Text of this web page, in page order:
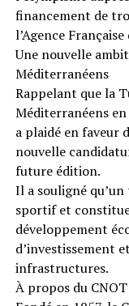
financement de
l’Agence
Une nouvelle
Méditerranéens
Rappelant que la
Méditerranéens en
a plaidé en faveur
nouvelle
future édition.
Il a souligné
sportif et
développement
d’investissement
infrastructures.
À propos du CNOT